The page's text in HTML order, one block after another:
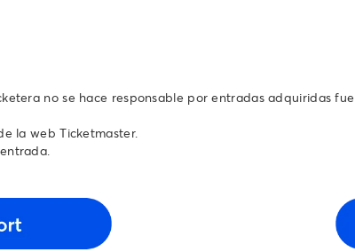
no se hace responsable por entradas adquiridas
la web Ticketmaster.